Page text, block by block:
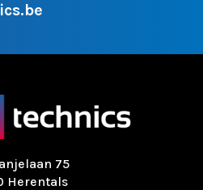
75
Herentals